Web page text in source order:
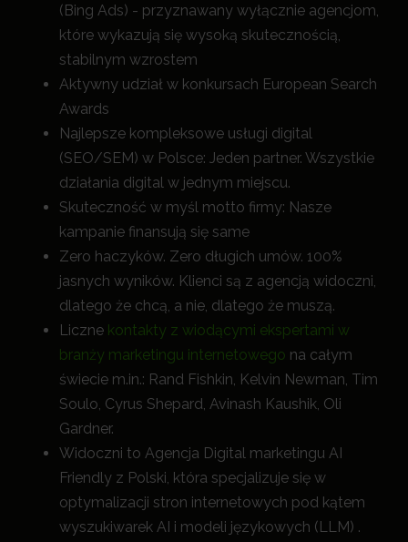
(Bing Ads) - przyznawany wyłącznie agencjom,
które wykazują się wysoką skutecznością,
stabilnym wzrostem
Aktywny udział w konkursach European Search
Awards
Najlepsze kompleksowe usługi digital
(SEO/SEM) w Polsce: Jeden partner. Wszystkie
działania digital w jednym miejscu.
Skuteczność w myśl motto firmy: Nasze
kampanie finansują się same
Zero haczyków. Zero długich umów. 100%
jasnych wyników. Klienci są z agencją widoczni,
dlatego że chcą, a nie, dlatego że muszą.
Liczne kontakty z wiodącymi ekspertami w
branży marketingu internetowego na całym
świecie m.in.: Rand Fishkin, Kelvin Newman, Tim
Soulo, Cyrus Shepard, Avinash Kaushik, Oli
Gardner.
Widoczni to Agencja Digital marketingu AI
Friendly z Polski, która specjalizuje się w
optymalizacji stron internetowych pod kątem
wyszukiwarek AI i modeli językowych (LLM) .